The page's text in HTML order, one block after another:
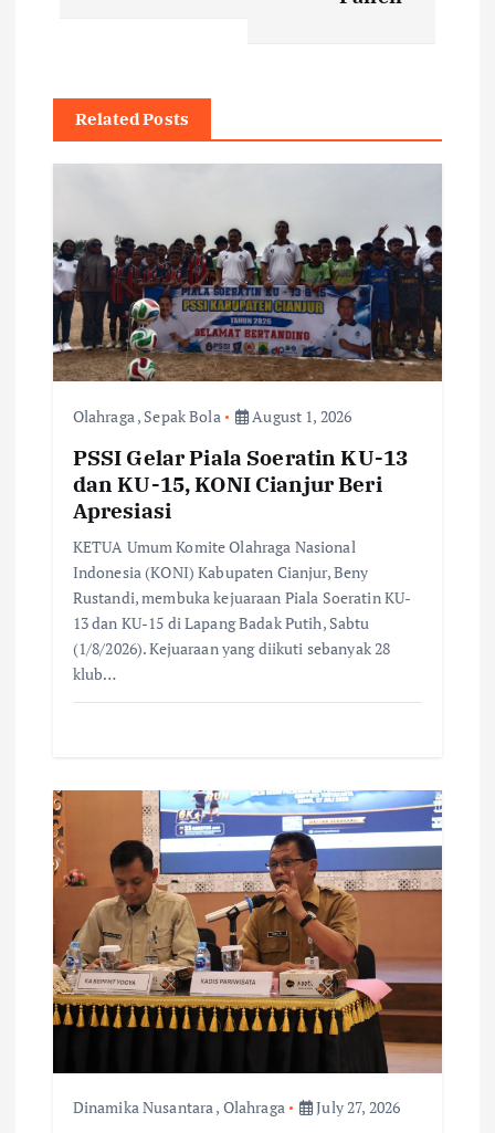
a
v
g
a
t
Related Posts
Olahraga , Sepak Bola August 1, 2026
PSSI Gelar Piala Soeratin KU-13
dan KU-15, KONI Cianjur Beri
Apresiasi
KETUA Umum Komite Olahraga Nasional
Indonesia (KONI) Kabupaten Cianjur, Beny
Rustandi, membuka kejuaraan Piala Soeratin KU-
13 dan KU-15 di Lapang Badak Putih, Sabtu
(1/8/2026). Kejuaraan yang diikuti sebanyak 28
klub…
Dinamika Nusantara, Olahraga July 27, 2026